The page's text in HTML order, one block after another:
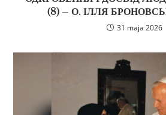
(8) – О. ІЛЛЯ
31 maja 2026